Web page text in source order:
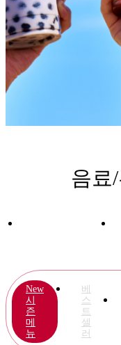
음료
New
시
즌
메
뉴
베
스
트
셀
러